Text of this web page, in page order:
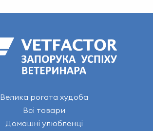
Велика рогата худоба
Всі товари
Домашні улюбленці